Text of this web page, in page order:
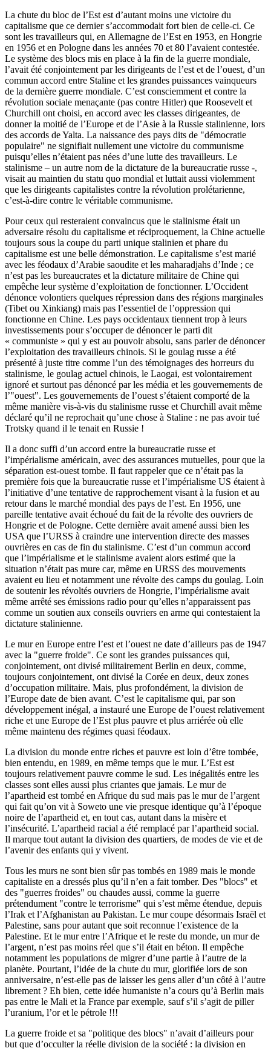
La chute du bloc de l’Est est d’autant moins une victoire du
capitalisme que ce dernier s’accommodait fort bien de celle-ci. Ce
sont les travailleurs qui, en Allemagne de l’Est en 1953, en Hongrie
en 1956 et en Pologne dans les années 70 et 80 l’avaient contestée.
Le système des blocs mis en place à la fin de la guerre mondiale,
l’avait été conjointement par les dirigeants de l’est et de l’ouest, d’un
commun accord entre Staline et les grandes puissances vainqueurs
de la dernière guerre mondiale. C’est consciemment et contre la
révolution sociale menaçante (pas contre Hitler) que Roosevelt et
Churchill ont choisi, en accord avec les classes dirigeantes, de
donner la moitié de l’Europe et de l’Asie à la Russie stalinienne, lors
des accords de Yalta. La naissance des pays dits de "démocratie
populaire" ne signifiait nullement une victoire du communisme
puisqu’elles n’étaient pas nées d’une lutte des travailleurs. Le
stalinisme – un autre nom de la dictature de la bureaucratie russe -,
visait au maintien du statu quo mondial et luttait aussi violemment
que les dirigeants capitalistes contre la révolution prolétarienne,
c’est-à-dire contre le véritable communisme.
Pour ceux qui resteraient convaincus que le stalinisme était un
adversaire résolu du capitalisme et réciproquement, la Chine actuelle
toujours sous la coupe du parti unique stalinien et phare du
capitalisme est une belle démonstration. Le capitalisme s’est marié
avec les féodaux d’Arabie saoudite et les maharadjahs d’Inde ; ce
n’est pas les bureaucrates et la dictature militaire de Chine qui
empêche leur système d’exploitation de fonctionner. L’Occident
dénonce volontiers quelques répression dans des régions marginales
(Tibet ou Xinkiang) mais pas l’essentiel de l’oppression qui
fonctionne en Chine. Les pays occidentaux tiennent trop à leurs
investissements pour s’occuper de dénoncer le parti dit
« communiste » qui y est au pouvoir absolu, sans parler de dénoncer
l’exploitation des travailleurs chinois. Si le goulag russe a été
présenté à juste titre comme l’un des témoignages des horreurs du
stalinisme, le goulag actuel chinois, le Laogai, est volontairement
ignoré et surtout pas dénoncé par les média et les gouvernements de
l’"ouest". Les gouvernements de l’ouest s’étaient comporté de la
même manière vis-à-vis du stalinisme russe et Churchill avait même
déclaré qu’il ne reprochait qu’une chose à Staline : ne pas avoir tué
Trotsky quand il le tenait en Russie !
Il a donc suffi d’un accord entre la bureaucratie russe et
l’impérialisme américain, avec des assurances mutuelles, pour que la
séparation est-ouest tombe. Il faut rappeler que ce n’était pas la
première fois que la bureaucratie russe et l’impérialisme US étaient à
l’initiative d’une tentative de rapprochement visant à la fusion et au
retour dans le marché mondial des pays de l’est. En 1956, une
pareille tentative avait échoué du fait de la révolte des ouvriers de
Hongrie et de Pologne. Cette dernière avait amené aussi bien les
USA que l’URSS à craindre une intervention directe des masses
ouvrières en cas de fin du stalinisme. C’est d’un commun accord
que l’impérialisme et le stalinisme avaient alors estimé que la
situation n’était pas mure car, même en URSS des mouvements
avaient eu lieu et notamment une révolte des camps du goulag. Loin
de soutenir les révoltés ouvriers de Hongrie, l’impérialisme avait
même arrêté ses émissions radio pour qu’elles n’apparaissent pas
comme un soutien aux conseils ouvriers en arme qui contestaient la
dictature stalinienne.
Le mur en Europe entre l’est et l’ouest ne date d’ailleurs pas de 1947
avec la "guerre froide". Ce sont les grandes puissances qui,
conjointement, ont divisé militairement Berlin en deux, comme,
toujours conjointement, ont divisé la Corée en deux, deux zones
d’occupation militaire. Mais, plus profondément, la division de
l’Europe date de bien avant. C’est le capitalisme qui, par son
développement inégal, a instauré une Europe de l’ouest relativement
riche et une Europe de l’Est plus pauvre et plus arriérée où elle
même maintenu des régimes quasi féodaux.
La division du monde entre riches et pauvre est loin d’être tombée,
bien entendu, en 1989, en même temps que le mur. L’Est est
toujours relativement pauvre comme le sud. Les inégalités entre les
classes sont elles aussi plus criantes que jamais. Le mur de
l’apartheid est tombé en Afrique du sud mais pas le mur de l’argent
qui fait qu’on vit à Soweto une vie presque identique qu’à l’époque
noire de l’apartheid et, en tout cas, autant dans la misère et
l’insécurité. L’apartheid racial a été remplacé par l’apartheid social.
Il marque tout autant la division des quartiers, de modes de vie et de
l’avenir des enfants qui y vivent.
Tous les murs ne sont bien sûr pas tombés en 1989 mais le monde
capitaliste en a dressés plus qu’il n’en a fait tomber. Des "blocs" et
des "guerres froides" ou chaudes aussi, comme la guerre
prétendument "contre le terrorisme" qui s’est même étendue, depuis
l’Irak et l’Afghanistan au Pakistan. Le mur coupe désormais Israël et
Palestine, sans pour autant que soit reconnue l’existence de la
Palestine. Et le mur entre l’Afrique et le reste du monde, un mur de
l’argent, n’est pas moins réel que s’il était en béton. Il empêche
notamment les populations de migrer d’une partie à l’autre de la
planète. Pourtant, l’idée de la chute du mur, glorifiée lors de son
anniversaire, n’est-elle pas de laisser les gens aller d’un côté à l’autre
librement ? Eh bien, cette idée humaniste n’a cours qu’à Berlin mais
pas entre le Mali et la France par exemple, sauf s’il s’agit de piller
l’uranium, l’or et le pétrole !!!
La guerre froide et sa "politique des blocs" n’avait d’ailleurs pour
but que d’occulter la réelle division de la société : la division en